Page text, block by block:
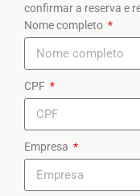
confirmar a reserva e
Nome completo
CPF
Empresa